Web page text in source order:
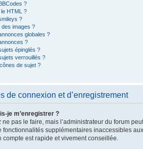
?
HTML ?
?
des images ?
globales ?
?
épinglés ?
verrouillés ?
de sujet ?
de connexion et d’enregistrement
je m’enregistrer ?
ne pas le faire, mais l’administrateur du forum
fonctionnalités supplémentaires inaccessibles
compte est rapide et vivement conseillée.